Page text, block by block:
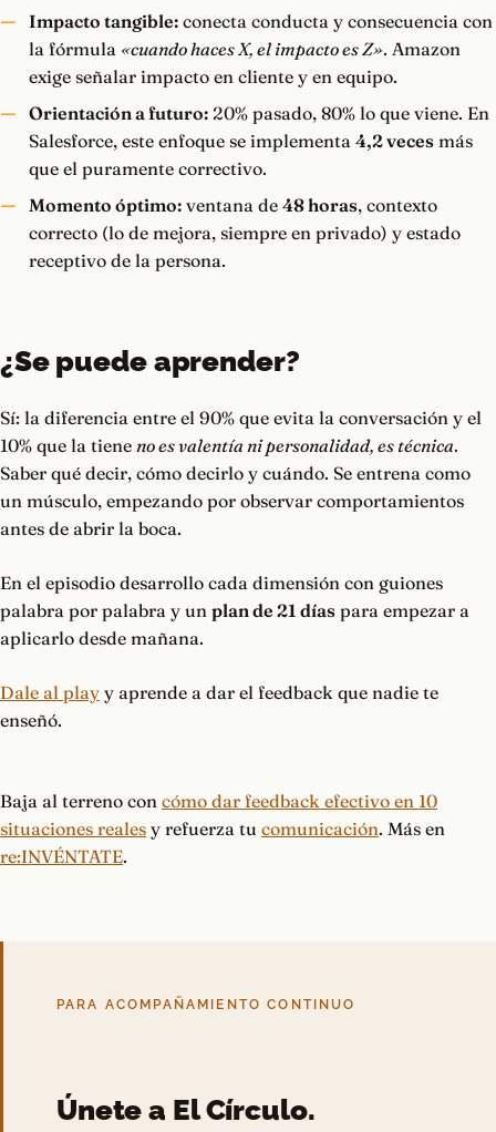
Impacto tangible:conecta conducta y consecuencia con
la fórmula «cuando haces X, el impacto es Z». Amazon
exige señalar impacto en cliente y en equipo.
Orientación a futuro:20% pasado, 80% lo que viene. En
Salesforce, este enfoque se implementa 4,2 vecesmás
que el puramente correctivo.
Momento óptimo:ventana de 48 horas, contexto
correcto (lo de mejora, siempre en privado) y estado
receptivo de la persona.
¿Se puede aprender?
Sí: la diferencia entre el 90% que evita la conversación y el
10% que la tiene no es valentía ni personalidad, es técnica.
Saber qué decir, cómo decirlo y cuándo. Se entrena como
un músculo, empezando por observar comportamientos
antes de abrir la boca.
En el episodio desarrollo cada dimensión con guiones
palabra por palabra y un plan de 21 días para empezar a
aplicarlo desde mañana.
Dale al play y aprende a dar el feedback que nadie te
enseñó.
Baja al terreno con cómo dar feedback efectivo en 10
situaciones reales y refuerza tu comunicación. Más en
re:INVÉNTATE.
PARA ACOMPAÑAMIENTO CONTINUO
Únete a El Círculo.